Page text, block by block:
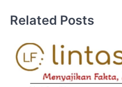
Related Posts